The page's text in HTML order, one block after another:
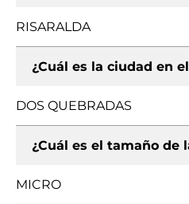
RISARALDA
¿Cuál es la ciudad en
DOS QUEBRADAS
¿Cuál es el tamaño de
MICRO